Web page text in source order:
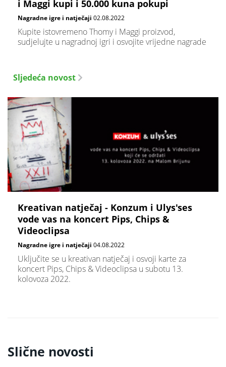
i Maggi kupi i 50.000 kuna pokupi
Nagradne igre i natječaji 02.08.2022
Kupite istovremeno Thomy i Maggi proizvod,
sudjelujte u nagradnoj igri i osvojite vrijedne nagrade
Sljedeća novost
Kreativan natječaj - Konzum i Ulys'ses
vode vas na koncert Pips, Chips &
Videoclipsa
Nagradne igre i natječaji 04.08.2022
Uključite se u kreativan natječaj i osvoji karte za
koncert Pips, Chips & Videoclipsa u subotu 13.
kolovoza 2022.
Slične novosti